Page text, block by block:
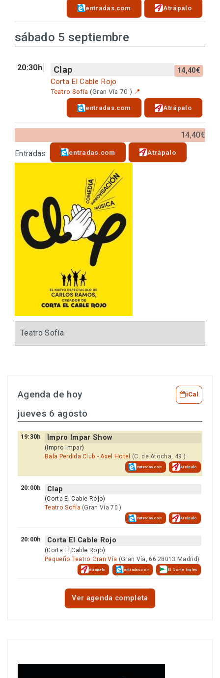
entradas.com Atrápalo
sábado 5 septiembre
20:30h Clap 14,40€
Corta El Cable Rojo
Teatro Sofía (Gran Vía 70 ) 📍
entradas.com Atrápalo
14,40€
Entradas:
entradas.com Atrápalo
Teatro Sofía
Agenda de hoy iCal
jueves 6 agosto
19:30h Impro Impar Show
(Impro Impar)
Bala Perdida Club - Axel Hotel (C. de Atocha, 49 )
entradas.com Atrápalo
20:00h Clap
(Corta El Cable Rojo)
Teatro Sofía (Gran Vía 70 )
entradas.com Atrápalo
20:00h Corta El Cable Rojo
(Corta El Cable Rojo)
Pequeño Teatro Gran Vía (Gran Vía, 66 28013 Madrid)
Atrápalo entradas.com El Corte Inglés
Ver agenda completa